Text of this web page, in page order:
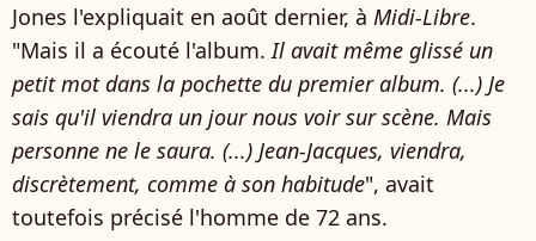
Jones l'expliquait en août dernier, à Midi-Libre.
"Mais il a écouté l'album.Il avait même glissé un
petit mot dans la pochette du premier album. (...) Je
sais qu'il viendra un jour nous voir sur scène. Mais
personne ne le saura. (...) Jean-Jacques, viendra,
discrètement, comme à son habitude", avait
toutefois précisé l'homme de 72 ans.